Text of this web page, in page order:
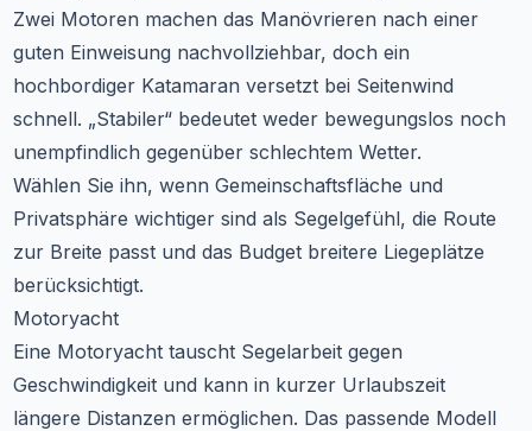
Zwei Motoren machen das Manövrieren nach einer
guten Einweisung nachvollziehbar, doch ein
hochbordiger Katamaran versetzt bei Seitenwind
schnell. „Stabiler“ bedeutet weder bewegungslos noch
unempfindlich gegenüber schlechtem Wetter.
Wählen Sie ihn, wenn Gemeinschaftsfläche und
Privatsphäre wichtiger sind als Segelgefühl, die Route
zur Breite passt und das Budget breitere Liegeplätze
berücksichtigt.
Motoryacht
Eine Motoryacht tauscht Segelarbeit gegen
Geschwindigkeit und kann in kurzer Urlaubszeit
längere Distanzen ermöglichen. Das passende Modell